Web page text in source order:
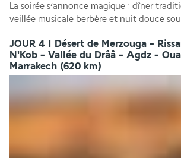
La soirée s’annonce magique : dîner
veillée musicale berbère et nuit douce
JOUR 4 I Désert de Merzouga -
N'Kob - Vallée du Drââ - Agdz -
Marrakech (620 km)